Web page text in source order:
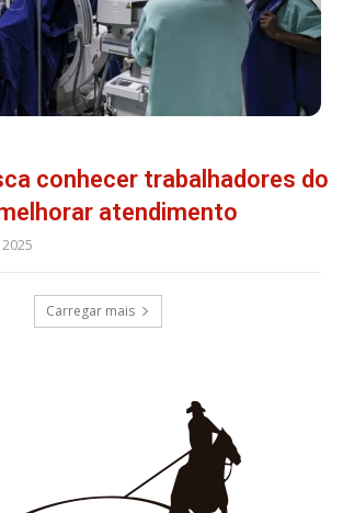
conhecer trabalhadores do
atendimento
Carregar mais